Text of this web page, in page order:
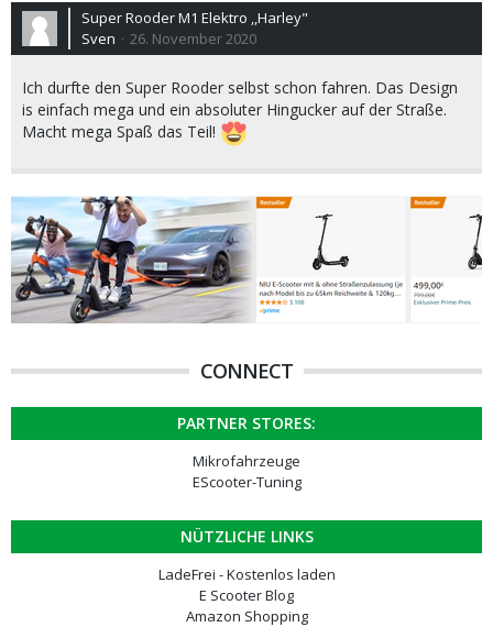
Super Rooder M1 Elektro ,,Harley"
Sven
26. November 2020
Ich durfte den Super Rooder selbst schon fahren. Das Design
is einfach mega und ein absoluter Hingucker auf der Straße.
Macht mega Spaß das Teil!
CONNECT
PARTNER STORES:
Mikrofahrzeuge
EScooter-Tuning
NÜTZLICHE LINKS
LadeFrei - Kostenlos laden
E Scooter Blog
Amazon Shopping